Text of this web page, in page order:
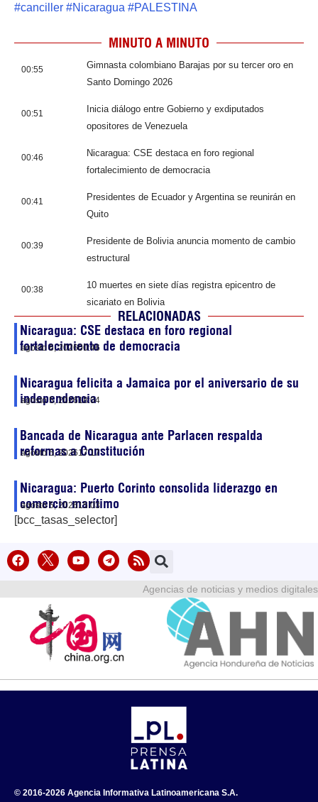
#canciller #Nicaragua #PALESTINA
MINUTO A MINUTO
00:55
Gimnasta colombiano Barajas por su tercer oro en
Santo Domingo 2026
00:51
Inicia diálogo entre Gobierno y exdiputados
opositores de Venezuela
00:46
Nicaragua: CSE destaca en foro regional
fortalecimiento de democracia
00:41
Presidentes de Ecuador y Argentina se reunirán en
Quito
00:39
Presidente de Bolivia anuncia momento de cambio
estructural
00:38
10 muertes en siete días registra epicentro de
sicariato en Bolivia
RELACIONADAS
Nicaragua: CSE destaca en foro regional
fortalecimiento de democracia
agosto 6, 202600:46
Nicaragua felicita a Jamaica por el aniversario de su
independencia
agosto 5, 202618:04
Bancada de Nicaragua ante Parlacen respalda
reformas a Constitución
agosto 5, 202617:17
Nicaragua: Puerto Corinto consolida liderazgo en
comercio marítimo
agosto 5, 202615:03
[bcc_tasas_selector]
Agencias de noticias y medios digitales
© 2016-2026 Agencia Informativa Latinoamericana S.A.